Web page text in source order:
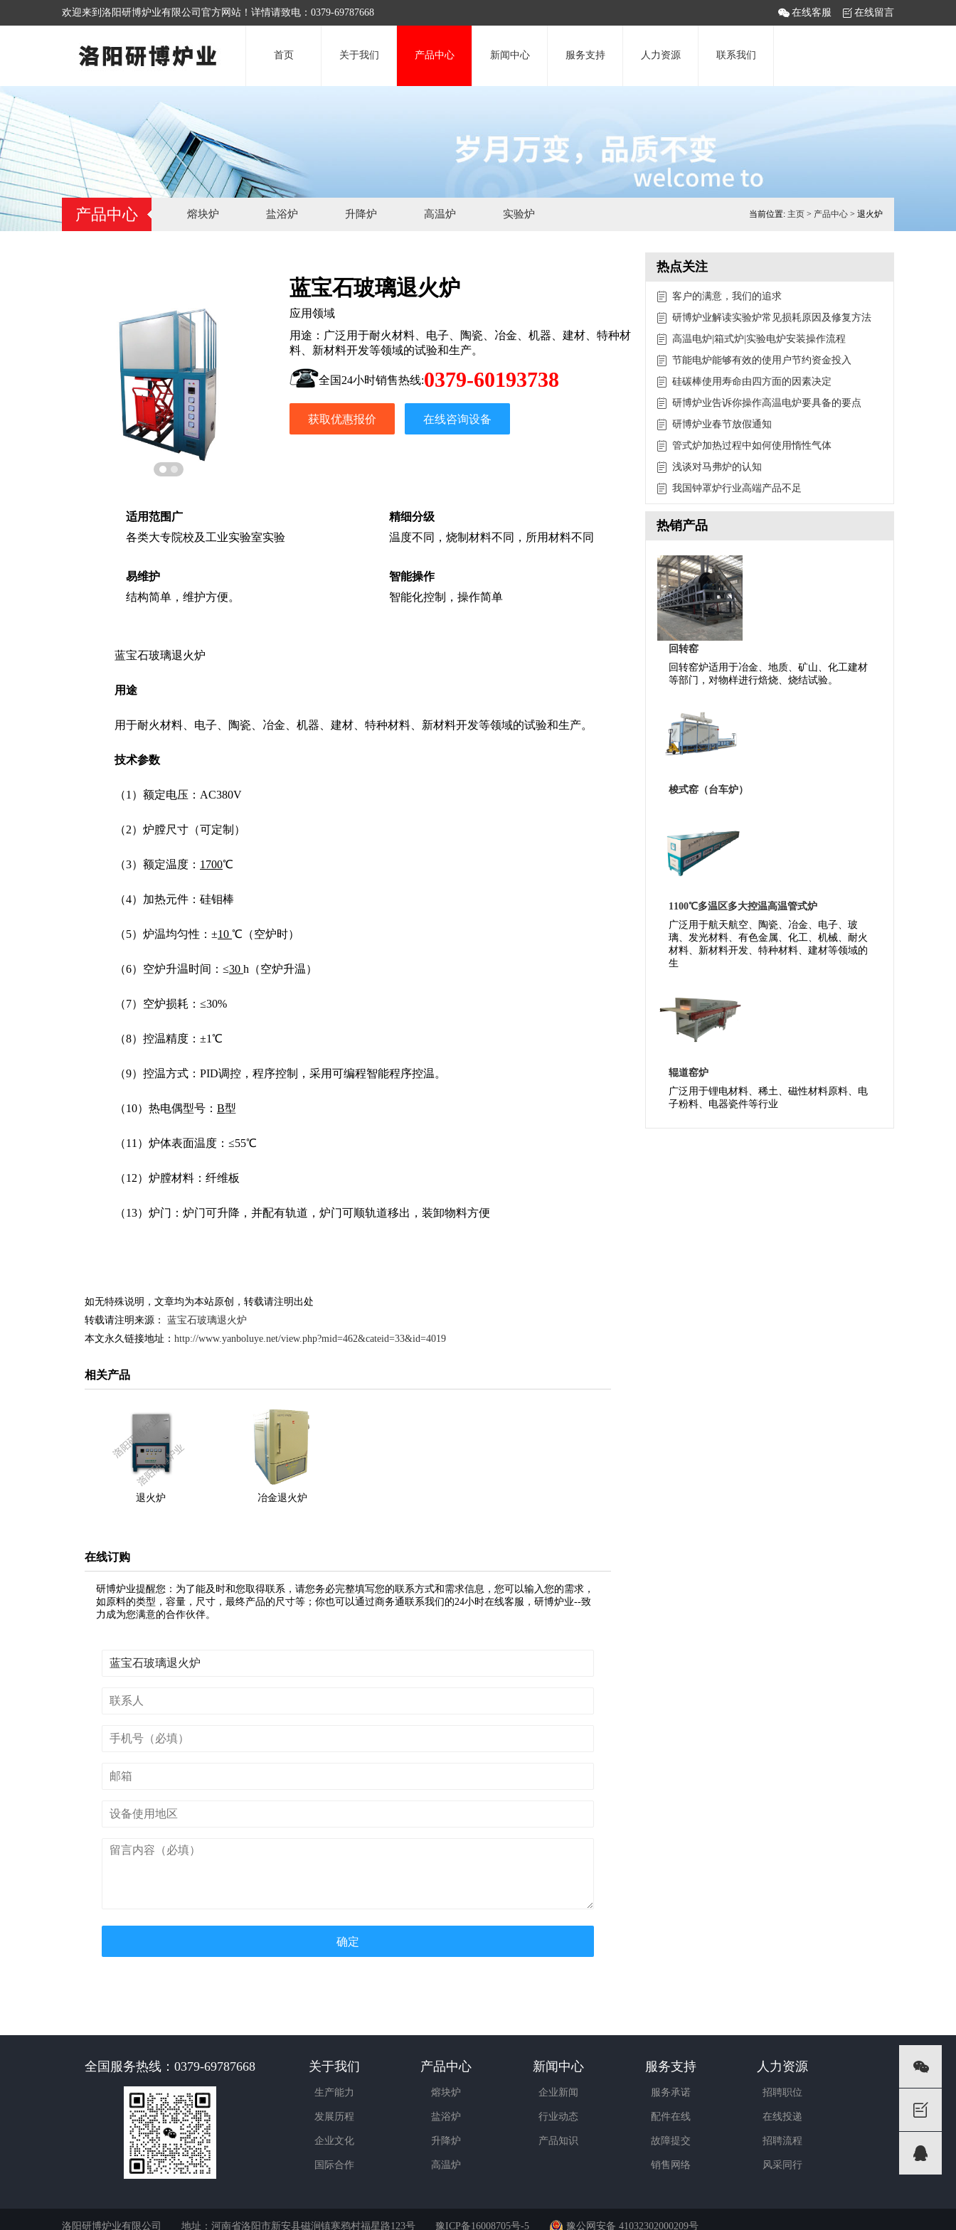
欢迎来到洛阳研博炉业有限公司官方网站！详情请致电：0379-69787668 在线留言
在线客服
首页 关于我们 产品中心 新闻中心 服务支持 人力资源 联系我们
产品中心 熔块炉 盐浴炉 升降炉 高温炉 实验炉 当前位置: 主页 > 产品中心 > 退火炉
热点关注
客户的满意，我们的追求
研博炉业解读实验炉常见损耗原因及修复方法
高温电炉|箱式炉|实验电炉安装操作流程
节能电炉能够有效的使用户节约资金投入
硅碳棒使用寿命由四方面的因素决定
研博炉业告诉你操作高温电炉要具备的要点
研博炉业春节放假通知
管式炉加热过程中如何使用惰性气体
浅谈对马弗炉的认知
我国钟罩炉行业高端产品不足
热销产品
回转窑
回转窑炉适用于冶金、地质、矿山、化工建材
等部门，对物样进行焙烧、烧结试验。
梭式窑（台车炉）
1100℃多温区多大控温高温管式炉
广泛用于航天航空、陶瓷、冶金、电子、玻
璃、发光材料、有色金属、化工、机械、耐火
材料、新材料开发、特种材料、建材等领域的
生
辊道窑炉
广泛用于锂电材料、稀土、磁性材料原料、电
子粉料、电器瓷件等行业
蓝宝石玻璃退火炉
应用领域
用途：广泛用于耐火材料、电子、陶瓷、冶金、机器、建材、特种材
料、新材料开发等领域的试验和生产。
全国24小时销售热线:0379-60193738
获取优惠报价 在线咨询设备
适用范围广
各类大专院校及工业实验室实验
精细分级
温度不同，烧制材料不同，所用材料不同
易维护
结构简单，维护方便。
智能操作
智能化控制，操作简单
蓝宝石玻璃退火炉
用途
用于耐火材料、电子、陶瓷、冶金、机器、建材、特种材料、新材料开发等领域的试验和生产。
技术参数
（1）额定电压：AC380V
（2）炉膛尺寸（可定制）
（3）额定温度： 1 700℃
（4）加热元件：硅钼棒
（5）炉温均匀性：±10 ℃（空炉时）
（6）空炉升温时间：≤30 h（空炉升温）
（7）空炉损耗：≤30%
（8）控温精度：±1℃
（9）控温方式：PID调控，程序控制，采用可编程智能程序控温。
（10）热电偶型号： B型
（11）炉体表面温度：≤55℃
（12）炉膛材料：纤维板
（13）炉门：炉门可升降，并配有轨道，炉门可顺轨道移出，装卸物料方便
如无特殊说明，文章均为本站原创，转载请注明出处
转载请注明来源： 蓝宝石玻璃退火炉
本文永久链接地址： http://www.yanboluye.net/view.php?mid=462&cateid=33&id=4019
相关产品
退火炉 冶金退火炉
在线订购
研博炉业提醒您：为了能及时和您取得联系，请您务必完整填写您的联系方式和需求信息，您可以输入您的需求，
如原料的类型，容量，尺寸，最终产品的尺寸等；你也可以通过商务通联系我们的24小时在线客服，研博炉业--致
力成为您满意的合作伙伴。
确定
全国服务热线：0379-69787668 关于我们
生产能力
发展历程
企业文化
国际合作
产品中心
熔块炉
盐浴炉
升降炉
高温炉
新闻中心
企业新闻
行业动态
产品知识
服务支持
服务承诺
配件在线
故障提交
销售网络
人力资源
招聘职位
在线投递
招聘流程
风采同行
洛阳研博炉业有限公司 地址：河南省洛阳市新安县磁涧镇寒鸦村福星路123号 豫ICP备16008705号-5 豫公网安备 41032302000209号